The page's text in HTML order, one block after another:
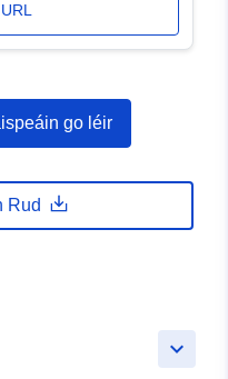
go léir
Rud
keyboard_arrow_down